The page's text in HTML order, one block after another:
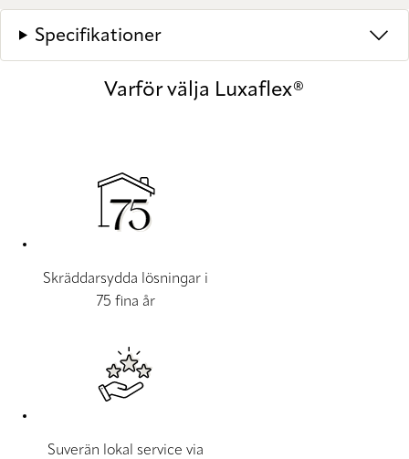
Specifikationer
Varför välja Luxaflex®
Skräddarsydda lösningar i
75 fina år
Suverän lokal service via